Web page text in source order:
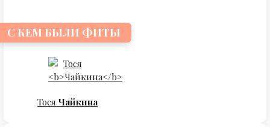
С КЕМ БЫЛИ ФИТЫ
Тося Чайкина